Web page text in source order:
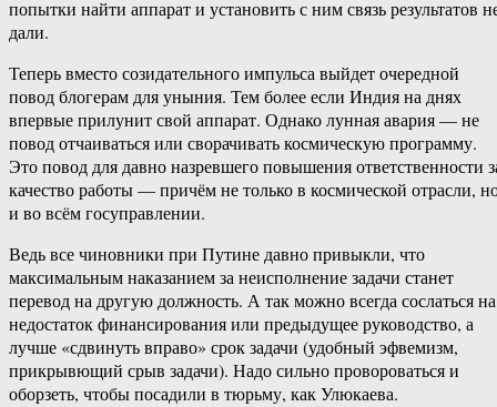
попытки найти аппарат и установить с ним связь результатов
дали.
Теперь вместо созидательного импульса выйдет очередной
повод блогерам для уныния. Тем более если Индия на днях
впервые прилунит свой аппарат. Однако лунная авария — не
повод отчаиваться или сворачивать космическую программу.
Это повод для давно назревшего повышения ответственности
качество работы — причём не только в космической отрасли,
и во всём госуправлении.
Ведь все чиновники при Путине давно привыкли, что
максимальным наказанием за неисполнение задачи станет
перевод на другую должность. А так можно всегда сослаться на
недостаток финансирования или предыдущее руководство, а
лучше «сдвинуть вправо» срок задачи (удобный эфвемизм,
прикрывющий срыв задачи). Надо сильно провороваться и
оборзеть, чтобы посадили в тюрьму, как Улюкаева.